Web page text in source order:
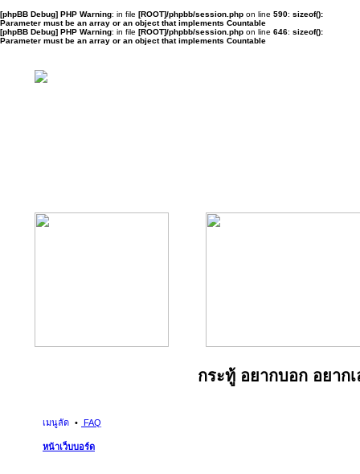
[phpBB Debug] PHP Warning: in file [ROOT]/phpbb/session.php on line 590: sizeof():
Parameter must be an array or an object that implements Countable
[phpBB Debug] PHP Warning: in file [ROOT]/phpbb/session.php on line 646: sizeof():
Parameter must be an array or an object that implements Countable
กระทู้ อยากบอก อยากเ
เมนูลัด FAQ
หน้าเว็บบอร์ด